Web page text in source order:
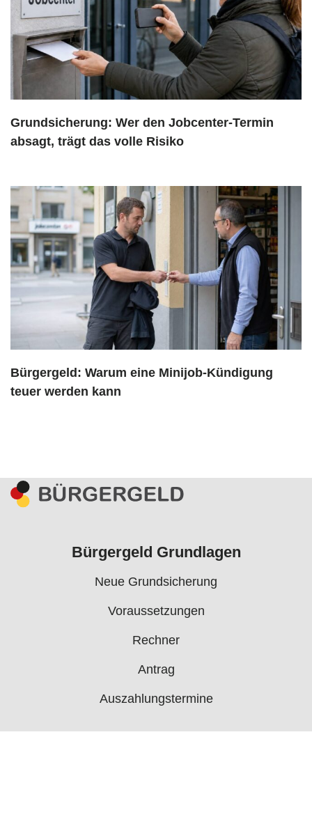
Grundsicherung: Wer den Jobcenter-Termin
absagt, trägt das volle Risiko
Bürgergeld: Warum eine Minijob-Kündigung
teuer werden kann
Bürgergeld Grundlagen
Neue Grundsicherung
Voraussetzungen
Rechner
Antrag
Auszahlungstermine